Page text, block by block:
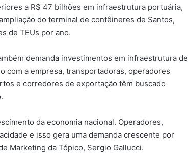
a R$ 47 bilhões em infraestrutura portuária,
do terminal de contêineres de Santos,
de TEUs por ano.
demanda investimentos em infraestrutura de
com a empresa, transportadoras, operadores
e corredores de exportação têm buscado
da economia nacional. Operadores,
e isso gera uma demanda crescente por
Marketing da Tópico, Sergio Gallucci.